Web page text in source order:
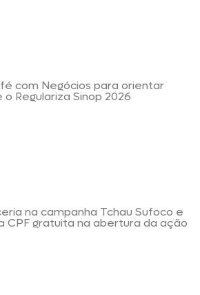
com Negócios para orientar
Regulariza Sinop 2026
na campanha Tchau Sufoco e
CPF gratuita na abertura da ação